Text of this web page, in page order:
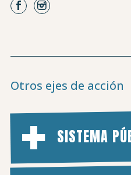
Otros ejes de acción
SISTEMA